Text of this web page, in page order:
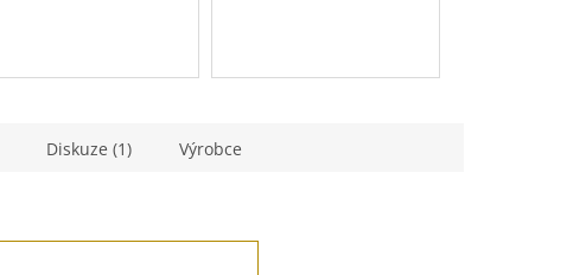
Diskuze (1) Výrobce